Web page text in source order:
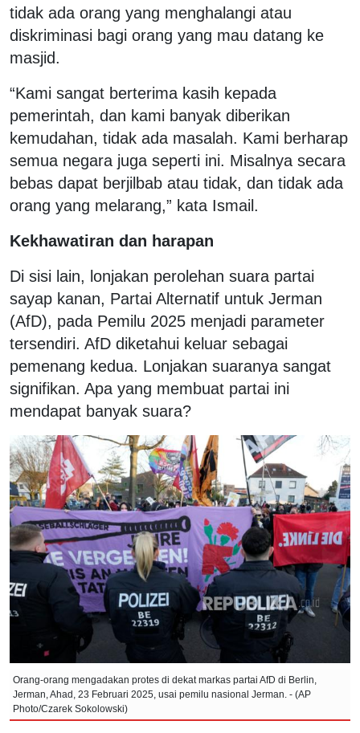
tidak ada orang yang menghalangi atau
diskriminasi bagi orang yang mau datang ke
masjid.
“Kami sangat berterima kasih kepada
pemerintah, dan kami banyak diberikan
kemudahan, tidak ada masalah. Kami berharap
semua negara juga seperti ini. Misalnya secara
bebas dapat berjilbab atau tidak, dan tidak ada
orang yang melarang,” kata Ismail.
Kekhawatiran dan harapan
Di sisi lain, lonjakan perolehan suara partai
sayap kanan, Partai Alternatif untuk Jerman
(AfD), pada Pemilu 2025 menjadi parameter
tersendiri. AfD diketahui keluar sebagai
pemenang kedua. Lonjakan suaranya sangat
signifikan. Apa yang membuat partai ini
mendapat banyak suara?
Orang-orang mengadakan protes di dekat markas partai AfD di Berlin,
Jerman, Ahad, 23 Februari 2025, usai pemilu nasional Jerman. - (AP
Photo/Czarek Sokolowski)